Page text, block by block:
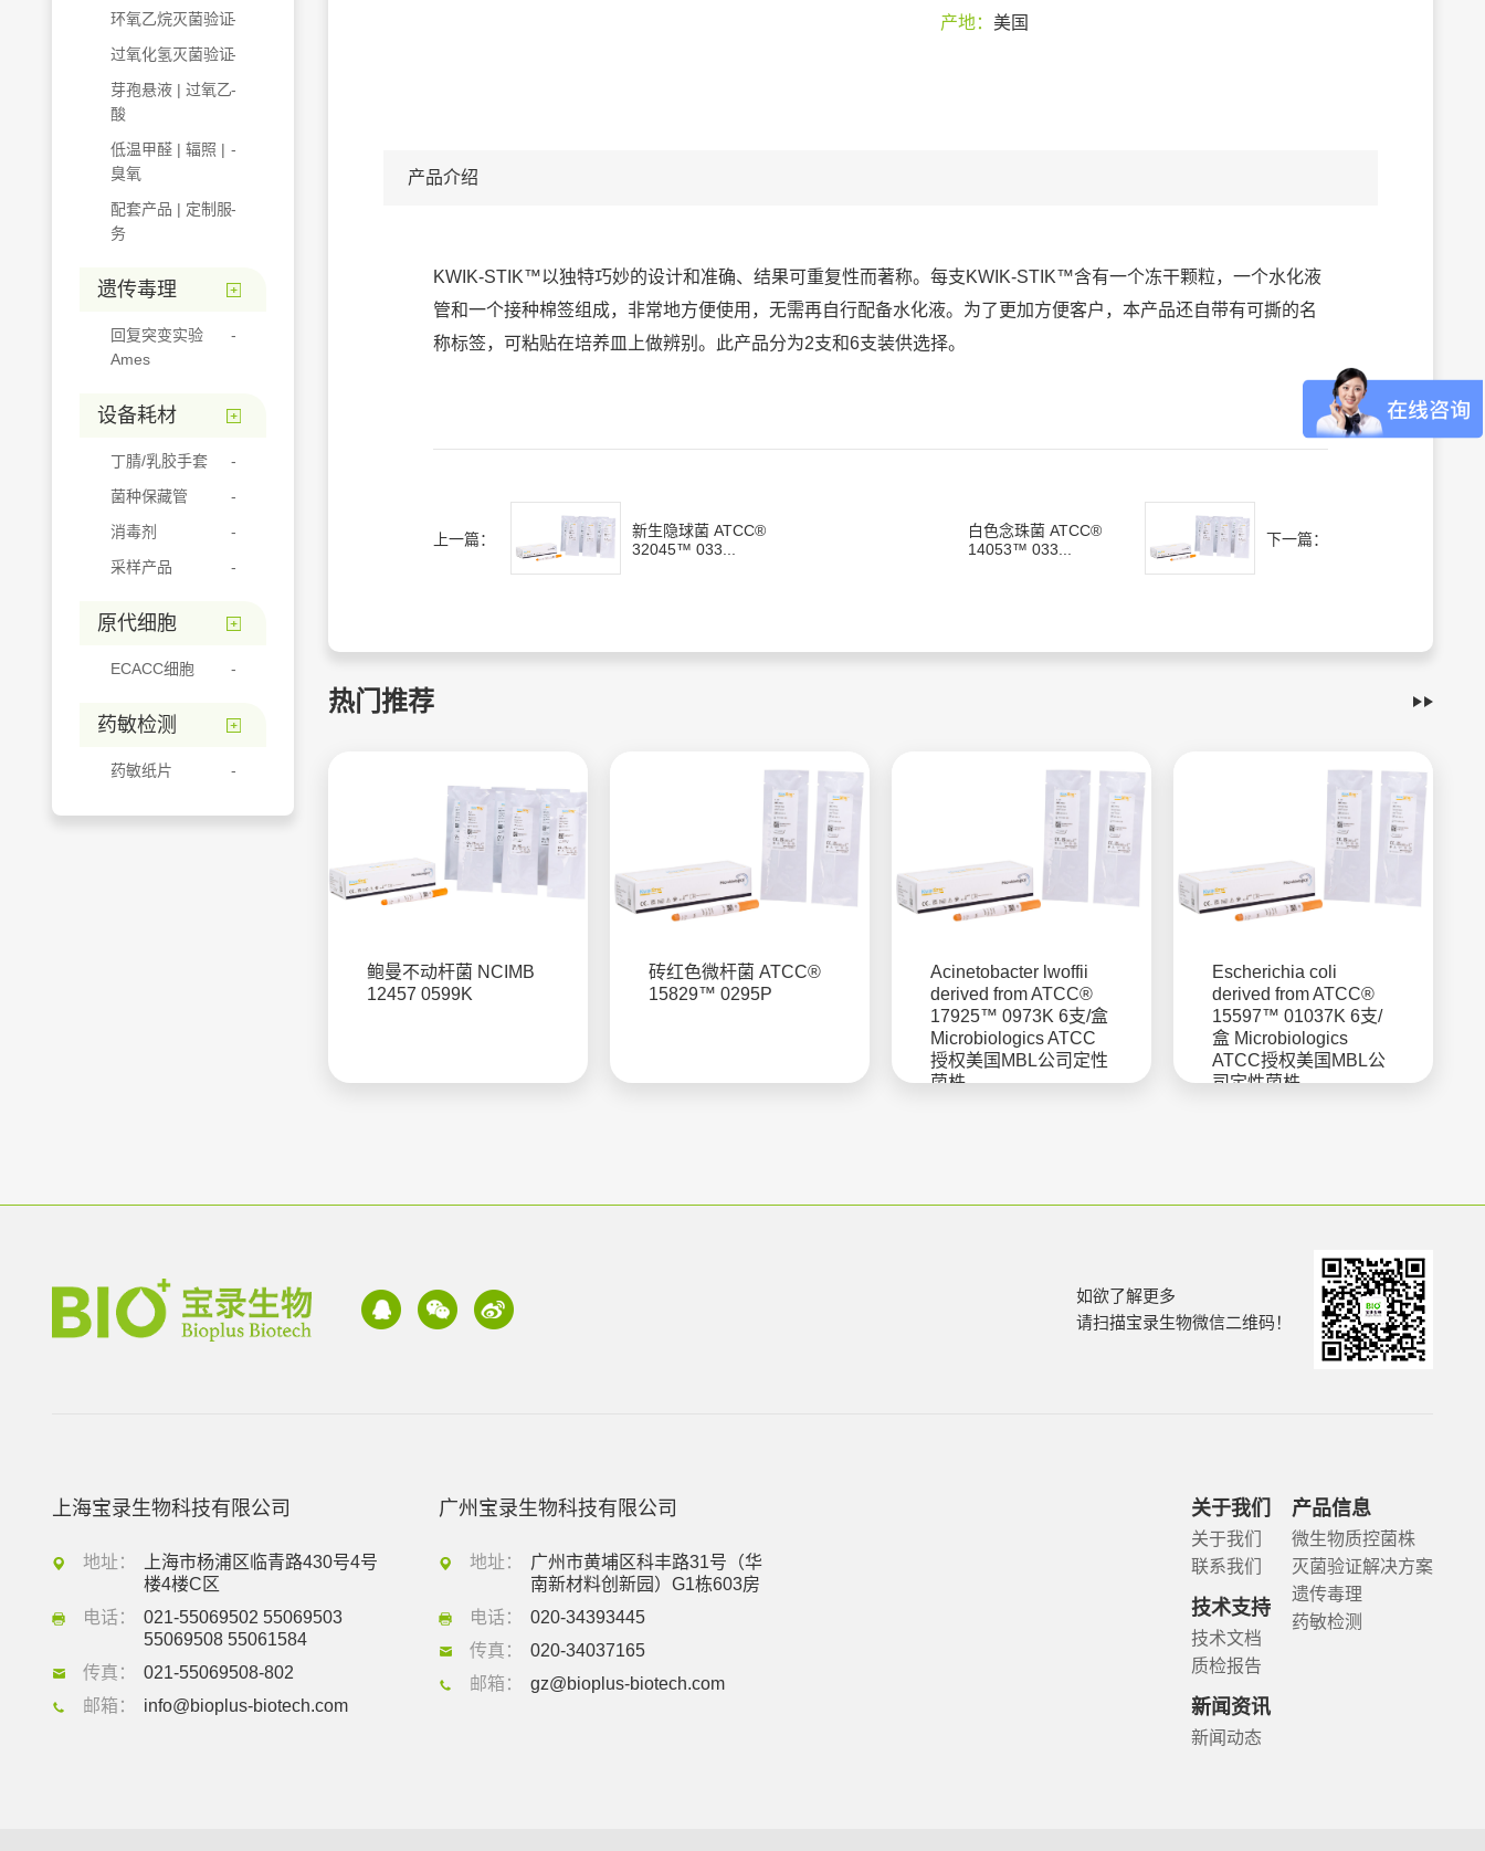
环氧乙烷灭菌验证
过氧化氢灭菌验证
芽孢悬液 | 过氧乙
酸
低温甲醛 | 辐照 |
臭氧
配套产品 | 定制服
务
遗传毒理
回复突变实验
Ames
设备耗材
丁腈/乳胶手套
菌种保藏管
消毒剂
采样产品
原代细胞
ECACC细胞
药敏检测
药敏纸片
产地： 美国
产品介绍
KWIK-STIK™以独特巧妙的设计和准确、结果可重复性而著称。每支KWIK-STIK™含有一个冻干颗粒，一个水化液
管和一个接种棉签组成，非常地方便使用，无需再自行配备水化液。为了更加方便客户，本产品还自带有可撕的名
称标签，可粘贴在培养皿上做辨别。此产品分为2支和6支装供选择。
上一篇：
新生隐球菌 ATCC®
32045™ 033...
白色念珠菌 ATCC®
14053™ 033...
下一篇：
热门推荐
鲍曼不动杆菌 NCIMB
12457 0599K
砖红色微杆菌 ATCC®
15829™ 0295P
Acinetobacter lwoffii
derived from ATCC®
17925™ 0973K 6支/盒
Microbiologics ATCC
授权美国MBL公司定性
菌株
Escherichia coli
derived from ATCC®
15597™ 01037K 6支/
盒 Microbiologics
ATCC授权美国MBL公
司定性菌株
如欲了解更多
请扫描宝录生物微信二维码！
上海宝录生物科技有限公司
地址：
上海市杨浦区临青路430号4号
楼4楼C区
电话：
021-55069502 55069503
55069508 55061584
传真：
021-55069508-802
邮箱：
info@bioplus-biotech.com
广州宝录生物科技有限公司
地址：
广州市黄埔区科丰路31号（华
南新材料创新园）G1栋603房
电话：
020-34393445
传真：
020-34037165
邮箱：
gz@bioplus-biotech.com
关于我们
关于我们
联系我们
技术支持
技术文档
质检报告
新闻资讯
新闻动态
产品信息
微生物质控菌株
灭菌验证解决方案
遗传毒理
药敏检测